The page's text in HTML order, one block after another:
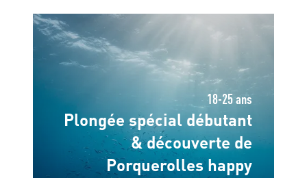
18-25 ans
Plongée spécial débutant
& découverte de
Porquerolles happy